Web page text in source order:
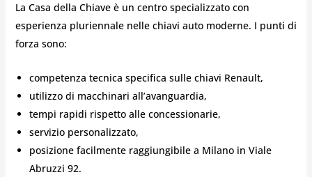
La Casa della Chiave è un centro specializzato con
esperienza pluriennale nelle chiavi auto moderne. I punti di
forza sono:
competenza tecnica specifica sulle chiavi Renault,
utilizzo di macchinari all’avanguardia,
tempi rapidi rispetto alle concessionarie,
servizio personalizzato,
posizione facilmente raggiungibile a Milano in Viale
Abruzzi 92.